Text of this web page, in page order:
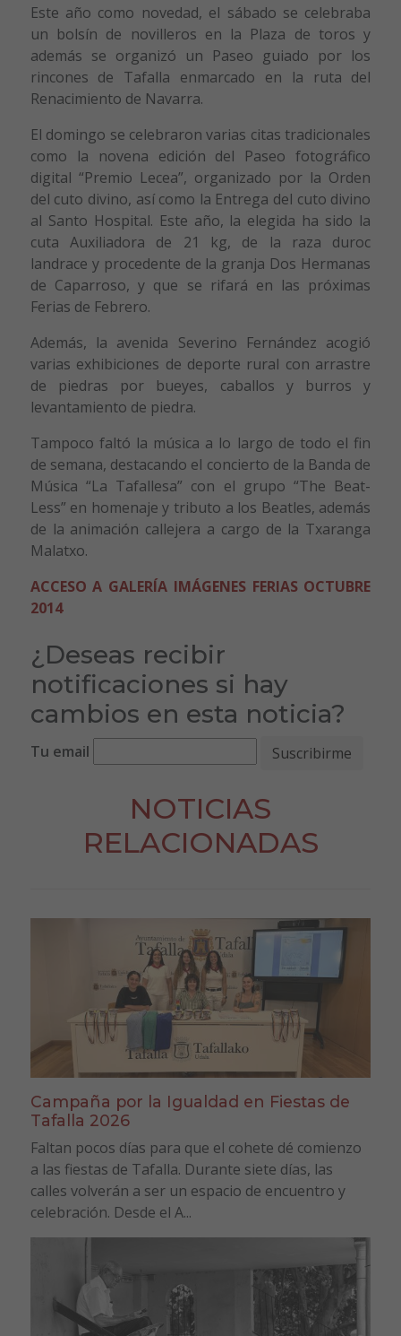
Este año como novedad, el sábado se celebraba
un bolsín de novilleros en la Plaza de toros y
además se organizó un Paseo guiado por los
rincones de Tafalla enmarcado en la ruta del
Renacimiento de Navarra.
El domingo se celebraron varias citas tradicionales
como la novena edición del Paseo fotográfico
digital “Premio Lecea”, organizado por la Orden
del cuto divino, así como la Entrega del cuto divino
al Santo Hospital. Este año, la elegida ha sido la
cuta Auxiliadora de 21 kg, de la raza duroc
landrace y procedente de la granja Dos Hermanas
de Caparroso, y que se rifará en las próximas
Ferias de Febrero.
Además, la avenida Severino Fernández acogió
varias exhibiciones de deporte rural con arrastre
de piedras por bueyes, caballos y burros y
levantamiento de piedra.
Tampoco faltó la música a lo largo de todo el fin
de semana, destacando el concierto de la Banda de
Música “La Tafallesa” con el grupo “The Beat-
Less” en homenaje y tributo a los Beatles, además
de la animación callejera a cargo de la Txaranga
Malatxo.
ACCESO A GALERÍA IMÁGENES FERIAS OCTUBRE
2014
¿Deseas recibir
notificaciones si hay
cambios en esta noticia?
Tu email
NOTICIAS
RELACIONADAS
Campaña por la Igualdad en Fiestas de
Tafalla 2026
Faltan pocos días para que el cohete dé comienzo
a las fiestas de Tafalla. Durante siete días, las
calles volverán a ser un espacio de encuentro y
celebración. Desde el A...